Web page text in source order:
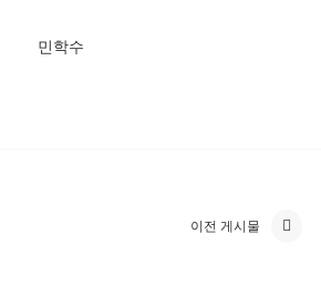
민학수
이전 게시물